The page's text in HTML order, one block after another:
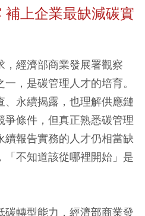
上企業最缺減碳實
經濟部商業發展署觀察
，是碳管理人才的培育。
永續揭露，也理解供應鏈
條件，但真正熟悉碳管理
報告實務的人才仍相當缺
「不知道該從哪裡開始」是
轉型能力，經濟部商業發